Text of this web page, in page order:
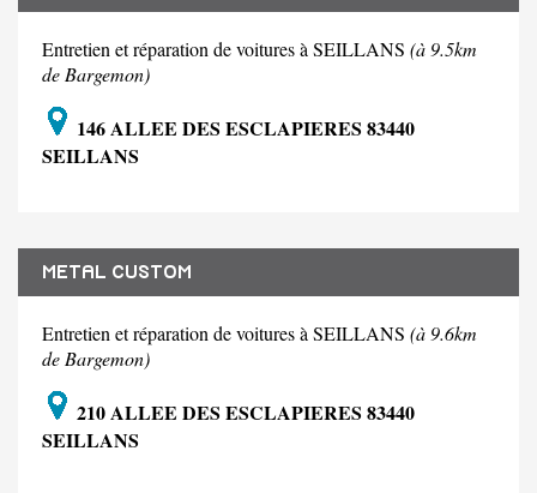
Entretien et réparation de voitures à SEILLANS (à 9.5km
de Bargemon)
146 ALLEE DES ESCLAPIERES 83440
SEILLANS
METAL CUSTOM
Entretien et réparation de voitures à SEILLANS (à 9.6km
de Bargemon)
210 ALLEE DES ESCLAPIERES 83440
SEILLANS